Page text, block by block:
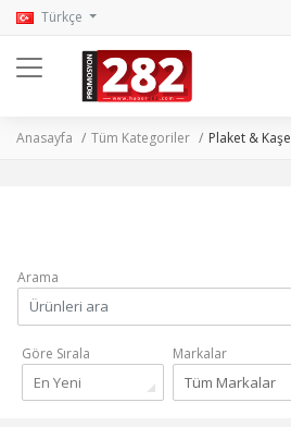
Türkçe
Anasayfa Tüm Kategoriler Plaket & Kaşe
Arama
Göre Sırala
En Yeni
Markalar
Tüm Markalar